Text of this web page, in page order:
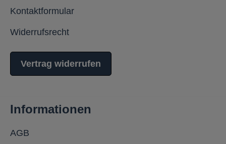
Kontaktformular
Widerrufsrecht
Vertrag widerrufen
Informationen
AGB